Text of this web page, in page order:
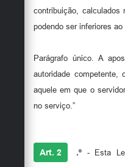
contribuição,
podendo ser inferiores
Parágrafo único. A
autoridade
aquele em que o
no serviço.”
Art. 2 .º - Esta